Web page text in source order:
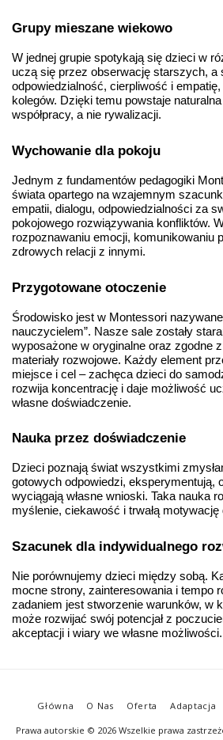
Grupy mieszane wiekowo
W jednej grupie spotykają się dzieci w
uczą się przez obserwację starszych, a
odpowiedzialność, cierpliwość i
kolegów. Dzięki temu powstaje
współpracy, a nie rywalizacji.
Wychowanie dla pokoju
Jednym z fundamentów pedagogiki
świata opartego na wzajemnym
empatii, dialogu, odpowiedzialności za
pokojowego rozwiązywania konfliktów.
rozpoznawaniu emocji, komunikowaniu
zdrowych relacji z innymi.
Przygotowane otoczenie
Środowisko jest w Montessori
nauczycielem”. Nasze sale zostały
wyposażone w oryginalne oraz zgodne
materiały rozwojowe. Każdy element
miejsce i cel – zachęca dzieci do
rozwija koncentrację i daje możliwość
własne doświadczenie.
Nauka przez doświadczenie
Dzieci poznają świat wszystkimi
gotowych odpowiedzi, eksperymentują,
wyciągają własne wnioski. Taka nauka
myślenie, ciekawość i trwałą
Szacunek dla indywidualnego
Nie porównujemy dzieci między sobą.
mocne strony, zainteresowania i tempo
zadaniem jest stworzenie warunków, w
może rozwijać swój potencjał z
akceptacji i wiary we własne możliwości.
Główna O Nas Oferta Adaptacja
Prawa autorskie © 2026 Wszelkie prawa